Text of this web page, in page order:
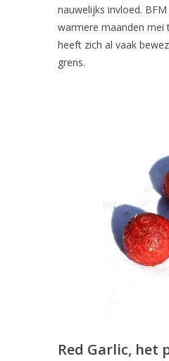
nauwelijks invloed.
warmere maanden mei
heeft zich al vaak
grens.
Red Garlic, het